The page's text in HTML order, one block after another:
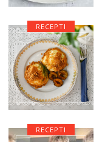
RECEPTI
RECEPTI